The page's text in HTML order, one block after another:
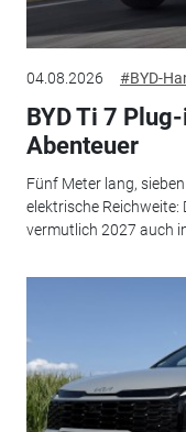
04.08.2026 #BYD-
BYD Ti 7
Abenteuer
Fünf Meter lang,
elektrische Reichweite:
vermutlich 2027 auch